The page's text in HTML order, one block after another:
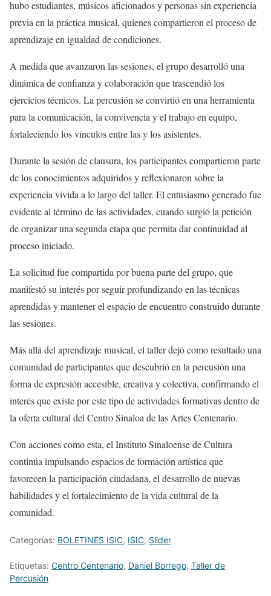
hubo estudiantes, músicos aficionados y personas sin experiencia
previa en la práctica musical, quienes compartieron el proceso de
aprendizaje en igualdad de condiciones.
A medida que avanzaron las sesiones, el grupo desarrolló una
dinámica de confianza y colaboración que trascendió los
ejercicios técnicos. La percusión se convirtió en una herramienta
para la comunicación, la convivencia y el trabajo en equipo,
fortaleciendo los vínculos entre las y los asistentes.
Durante la sesión de clausura, los participantes compartieron parte
de los conocimientos adquiridos y reflexionaron sobre la
experiencia vivida a lo largo del taller. El entusiasmo generado fue
evidente al término de las actividades, cuando surgió la petición
de organizar una segunda etapa que permita dar continuidad al
proceso iniciado.
La solicitud fue compartida por buena parte del grupo, que
manifestó su interés por seguir profundizando en las técnicas
aprendidas y mantener el espacio de encuentro construido durante
las sesiones.
Más allá del aprendizaje musical, el taller dejó como resultado una
comunidad de participantes que descubrió en la percusión una
forma de expresión accesible, creativa y colectiva, confirmando el
interés que existe por este tipo de actividades formativas dentro de
la oferta cultural del Centro Sinaloa de las Artes Centenario.
Con acciones como esta, el Instituto Sinaloense de Cultura
continúa impulsando espacios de formación artística que
favorecen la participación ciudadana, el desarrollo de nuevas
habilidades y el fortalecimiento de la vida cultural de la
comunidad.
Categorías: BOLETINES ISIC, ISIC, Slider
Etiquetas: Centro Centenario, Daniel Borrego, Taller de
Percusión